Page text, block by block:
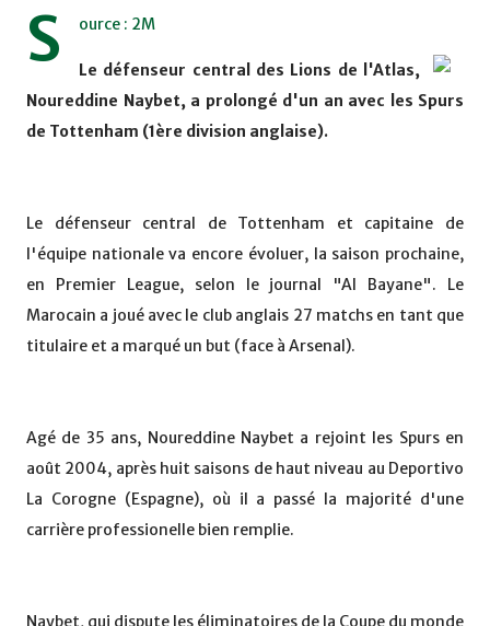
S ource : 2M
Le défenseur central des Lions de l'Atlas,
Noureddine Naybet, a prolongé d'un an avec les Spurs
de Tottenham (1ère division anglaise).
Le défenseur central de Tottenham et capitaine de
l'équipe nationale va encore évoluer, la saison prochaine,
en Premier League, selon le journal "Al Bayane". Le
Marocain a joué avec le club anglais 27 matchs en tant que
titulaire et a marqué un but (face à Arsenal).
Agé de 35 ans, Noureddine Naybet a rejoint les Spurs en
août 2004, après huit saisons de haut niveau au Deportivo
La Corogne (Espagne), où il a passé la majorité d'une
carrière professionelle bien remplie.
Naybet, qui dispute les éliminatoires de la Coupe du monde